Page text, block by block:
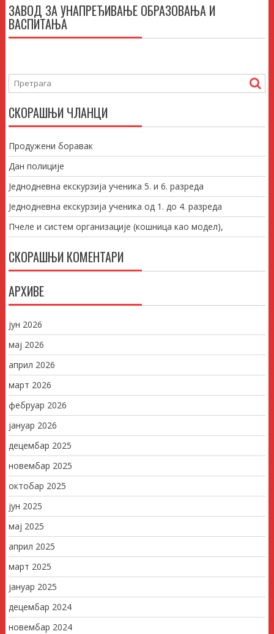
ЗАВОД ЗА УНАПРЕЂИВАЊЕ ОБРАЗОВАЊА И
ВАСПИТАЊА
СКОРАШЊИ ЧЛАНЦИ
Продужени боравак
Дан полиције
Једнодневна екскурзија ученика 5. и 6. разреда
Једнодневна екскурзија ученика од 1. до 4. разреда
Пчеле и систем организације (кошница као модел),
СКОРАШЊИ КОМЕНТАРИ
АРХИВЕ
јун 2026
мај 2026
април 2026
март 2026
фебруар 2026
јануар 2026
децембар 2025
новембар 2025
октобар 2025
јун 2025
мај 2025
април 2025
март 2025
јануар 2025
децембар 2024
новембар 2024